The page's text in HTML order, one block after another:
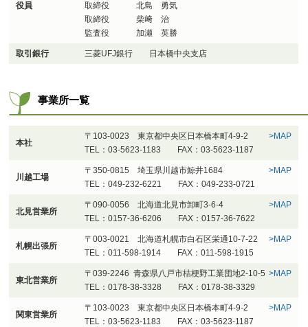
役員
取締役 北島 勇気
取締役 柴﨑 治
監査役 加瀬 英勝
取引銀行 三菱UFJ銀行 日本橋中央支店
事業所一覧
本社
〒103-0023 東京都中央区日本橋本町4-9-2
TEL：03-5623-1183 FAX：03-5623-1187
>MAP
川越工場
〒350-0815 埼玉県川越市鯨井1684
TEL：049-232-6221 FAX：049-233-0721
>MAP
北見営業所
〒090-0056 北海道北見市卸町3-6-4
TEL：0157-36-6206 FAX：0157-36-7622
>MAP
札幌出張所
〒003-0021 北海道札幌市白石区栄通10-7-22
TEL：011-598-1914 FAX：011-598-1915
>MAP
東北営業所
〒039-2246 青森県八戸市桔梗野工業団地2-10-5
TEL：0178-38-3328 FAX：0178-38-3329
>MAP
関東営業所
〒103-0023 東京都中央区日本橋本町4-9-2
TEL：03-5623-1183 FAX：03-5623-1187
>MAP